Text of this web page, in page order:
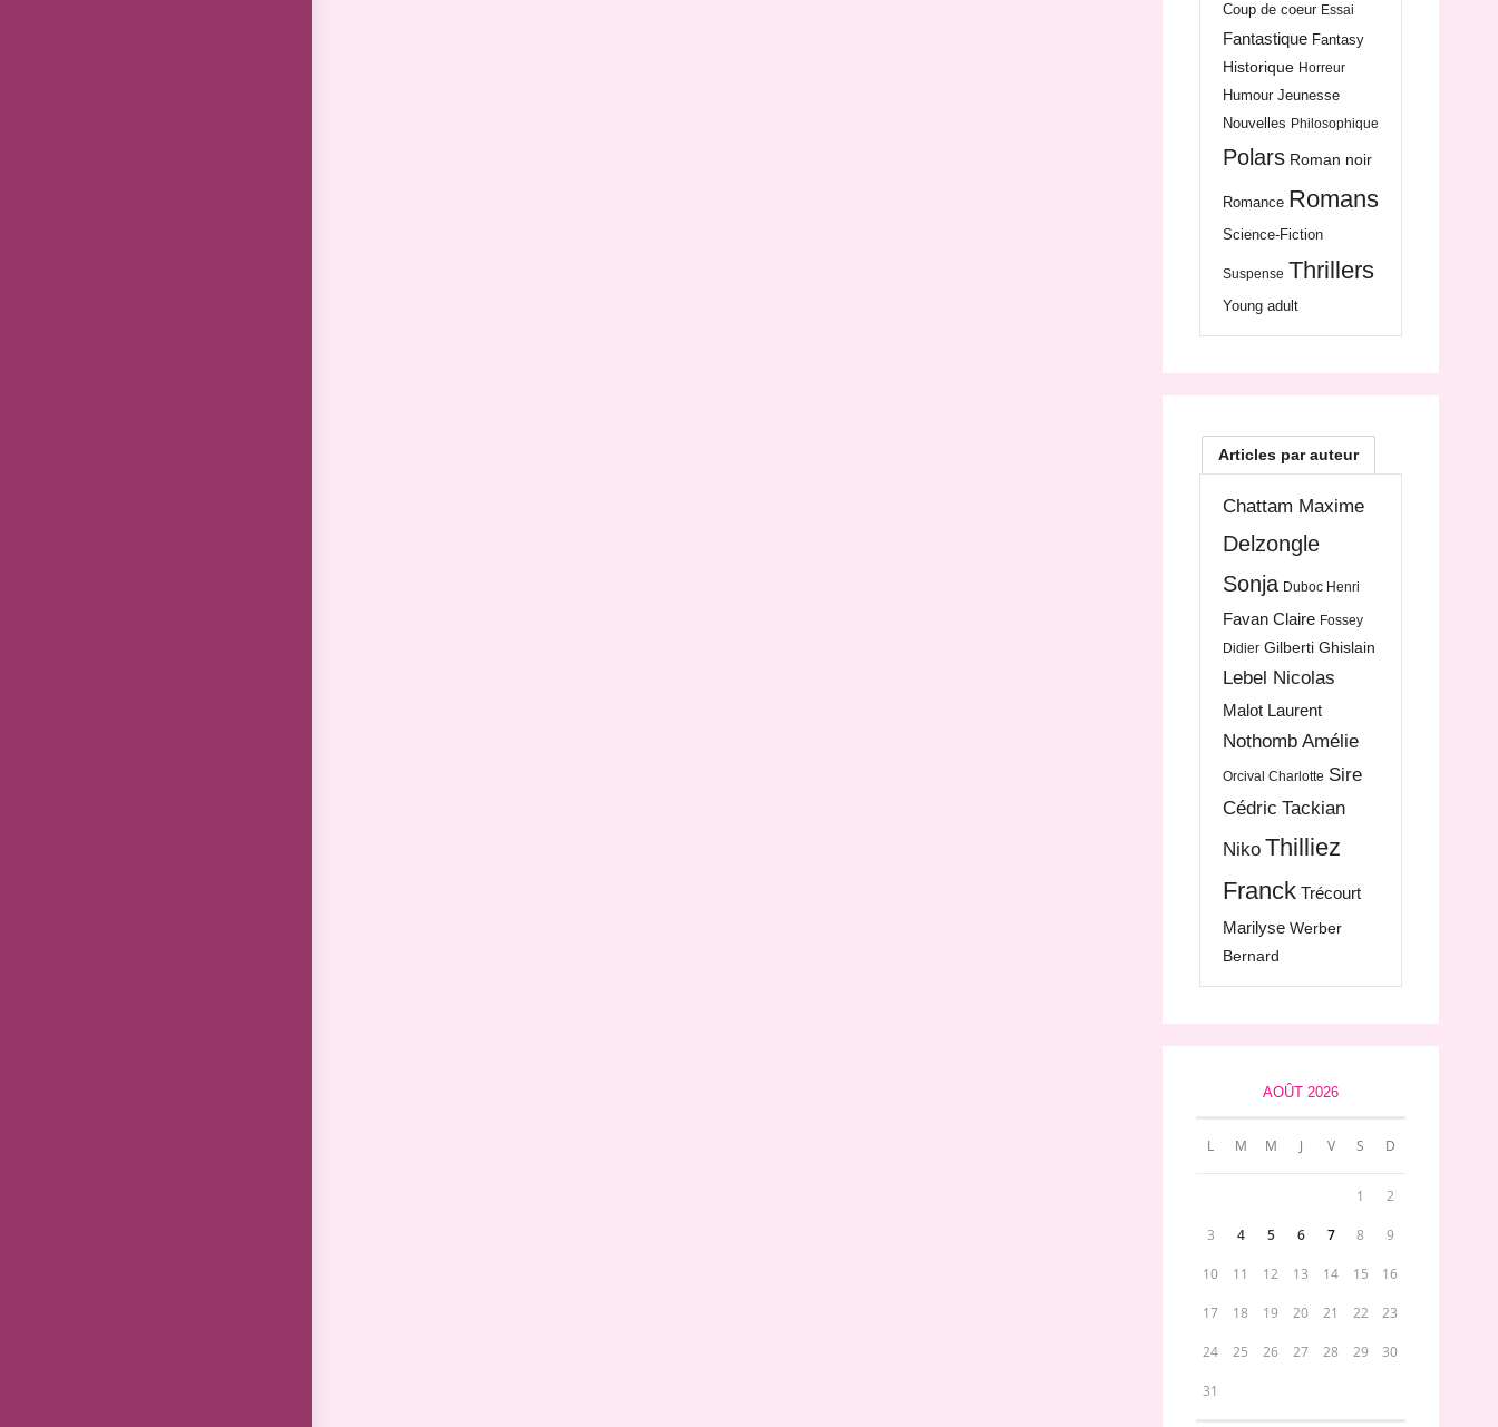
Coup de coeur Essai
Fantastique Fantasy
Historique Horreur
Humour Jeunesse
Nouvelles Philosophique
Polars Roman noir
Romance Romans
Science-Fiction
Suspense Thrillers
Young adult
Articles par auteur
Chattam Maxime
Delzongle
Sonja Duboc Henri
Favan Claire Fossey
Didier Gilberti Ghislain
Lebel Nicolas
Malot Laurent
Nothomb Amélie
Orcival Charlotte Sire
Cédric Tackian
Niko Thilliez
Franck Trécourt
Marilyse Werber
Bernard
AOÛT 2026
L M M J V S D
1 2
3 4 5 6 7 8 9
10 11 12 13 14 15 16
17 18 19 20 21 22 23
24 25 26 27 28 29 30
31